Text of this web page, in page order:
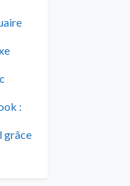
:
grâce